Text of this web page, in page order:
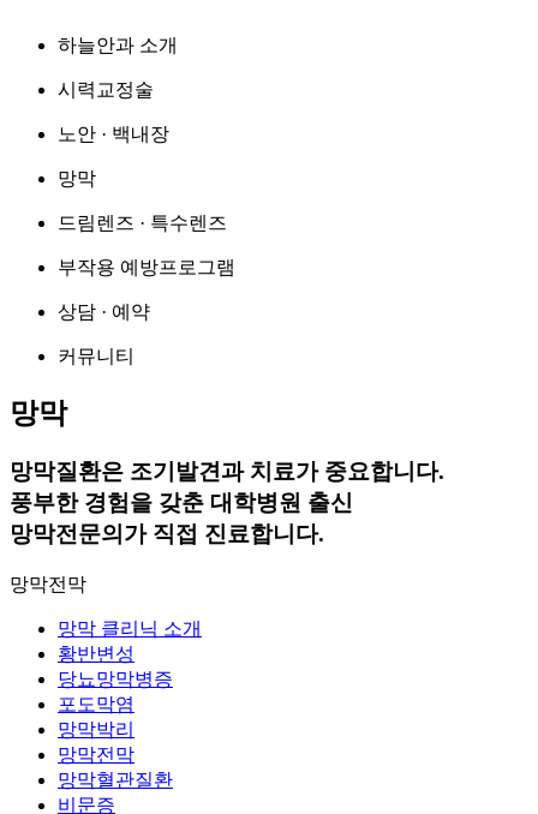
하늘안과 소개
시력교정술
노안 · 백내장
망막
드림렌즈 · 특수렌즈
부작용 예방프로그램
상담 · 예약
커뮤니티
망막
망막질환은 조기발견과 치료가 중요합니다.
풍부한 경험을 갖춘 대학병원 출신
망막전문의가 직접 진료합니다.
망막전막
망막 클리닉 소개
황반변성
당뇨망막병증
포도막염
망막박리
망막전막
망막혈관질환
비문증